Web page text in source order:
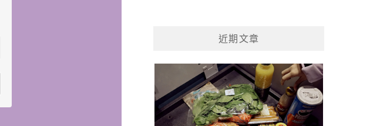
近期文章